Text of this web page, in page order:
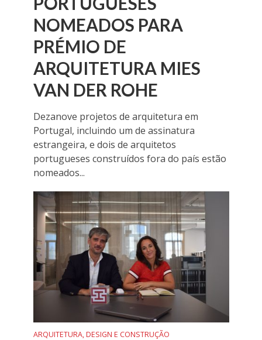
NOMEADOS PARA
PRÉMIO DE
ARQUITETURA MIES
VAN DER ROHE
Dezanove projetos de arquitetura em
Portugal, incluindo um de assinatura
estrangeira, e dois de arquitetos
portugueses construídos fora do país estão
nomeados...
ARQUITETURA, DESIGN E CONSTRUÇÃO